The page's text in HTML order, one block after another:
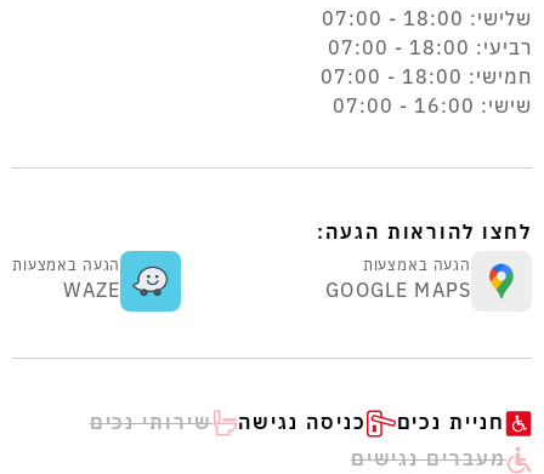
שלישי: 18:00 - 07:00
רביעי: 18:00 - 07:00
חמישי: 18:00 - 07:00
שישי: 16:00 - 07:00
לחצו להוראות הגעה:
הגעה באמצעות
GOOGLE MAPS
הגעה באמצעות
WAZE
חניית נכים כניסה נגישה
שירותי נכים
מעברים נגישים